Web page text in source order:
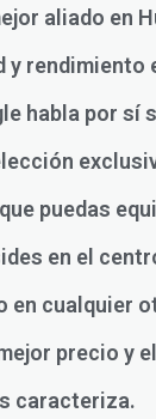
aliado en
y rendimiento
habla por sí
puedas
en el
en cualquier
precio y
caracteriza.